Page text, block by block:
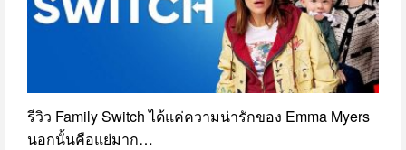
รีวิว Family Switch ได้แค่ความน่ารักของ Emma Myers
นอกนั้นคือแย่มาก…